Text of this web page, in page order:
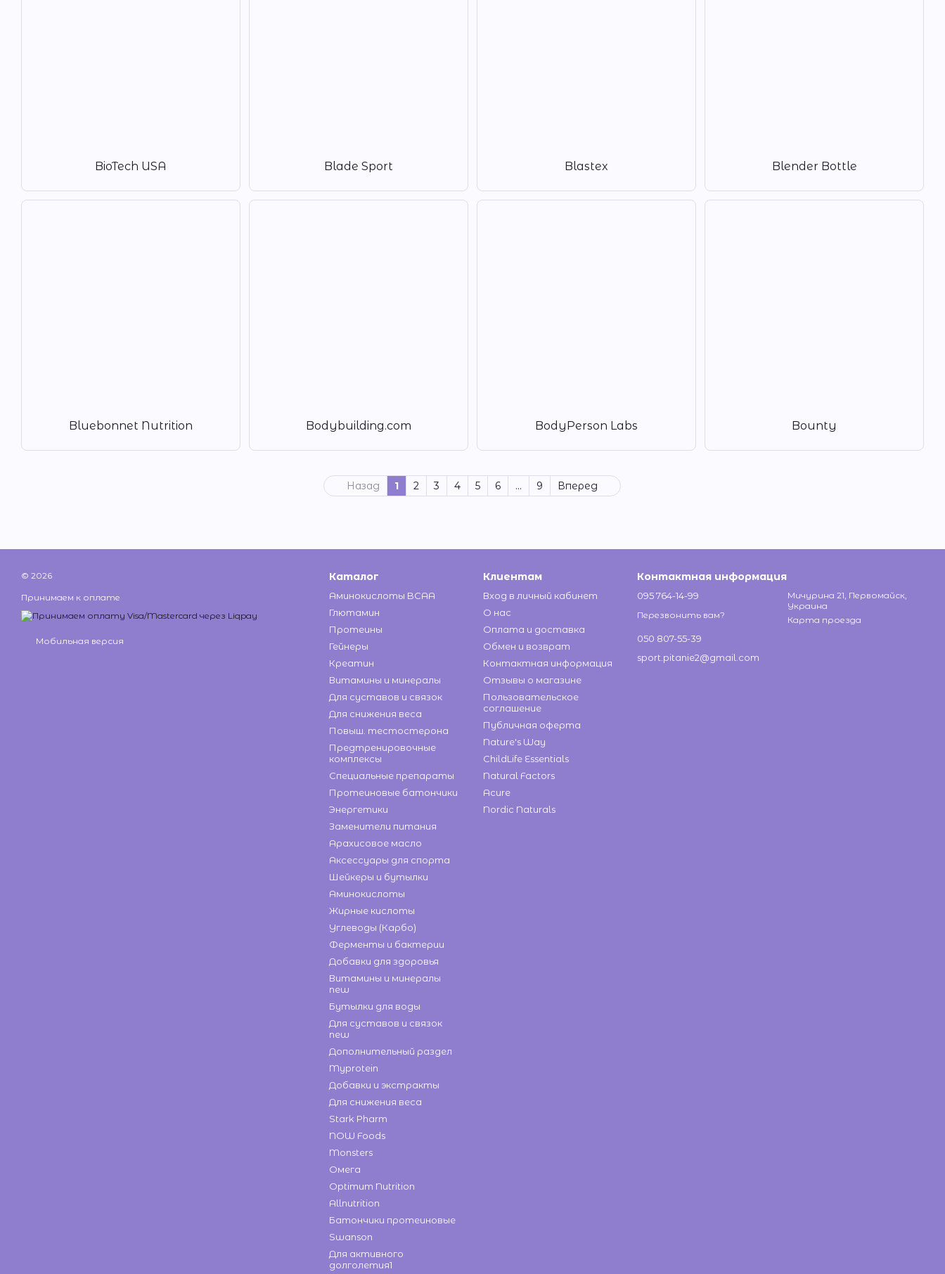
BioTech USA Blade Sport Blastex Blender Bottle
Bluebonnet Nutrition Bodybuilding.com BodyPerson Labs Bounty
Назад 1 2 3 4 5 6 ... 9 Вперед
© 2026
Принимаем к оплате
Мобильная версия
Каталог
Аминокислоты BCAA
Глютамин
Протеины
Гейнеры
Креатин
Витамины и минералы
Для суставов и связок
Для снижения веса
Повыш. тестостерона
Предтренировочные
комплексы
Специальные препараты
Протеиновые батончики
Энергетики
Заменители питания
Арахисовое масло
Аксессуары для спорта
Шейкеры и бутылки
Аминокислоты
Жирные кислоты
Углеводы (Карбо)
Ферменты и бактерии
Добавки для здоровья
Витамины и минералы
new
Бутылки для воды
Для суставов и связок
new
Дополнительный раздел
Myprotein
Добавки и экстракты
Для снижения веса
Stark Pharm
NOW Foods
Monsters
Омега
Optimum Nutrition
Allnutrition
Батончики протеиновые
Swanson
Для активного
долголетия1
Клиентам
Вход в личный кабинет
О нас
Оплата и доставка
Обмен и возврат
Контактная информация
Отзывы о магазине
Пользовательское
соглашение
Публичная оферта
Nature's Way
ChildLife Essentials
Natural Factors
Acure
Nordic Naturals
Контактная информация
095 764-14-99
Перезвонить вам?
050 807-55-39
sport.pitanie2@gmail.com
Мичурина 21, Первомайск,
Украина
Карта проезда